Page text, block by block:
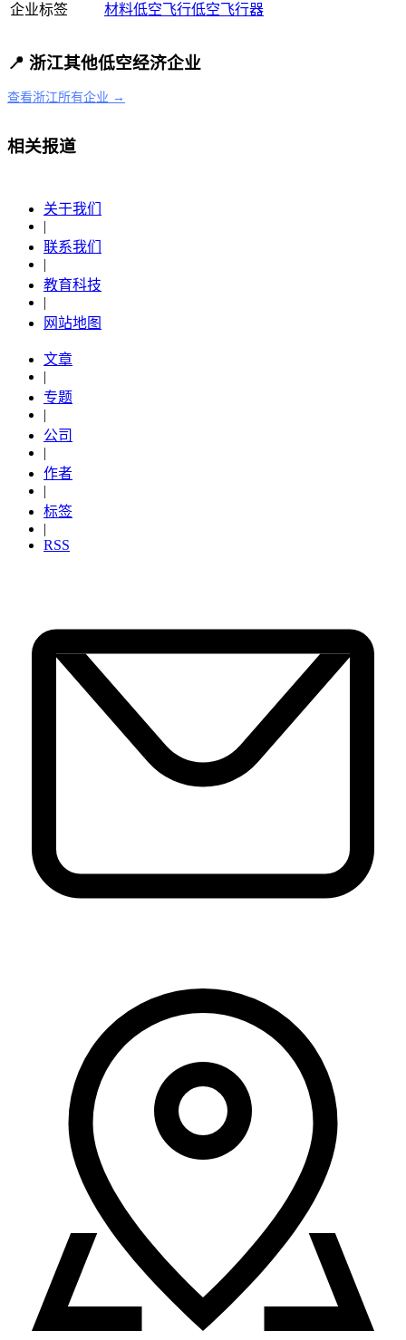
企业标签 材料低空飞行低空飞行器
📍 浙江其他低空经济企业
查看浙江所有企业 →
相关报道
关于我们
|
联系我们
|
教育科技
|
网站地图
文章
|
专题
|
公司
|
作者
|
标签
|
RSS